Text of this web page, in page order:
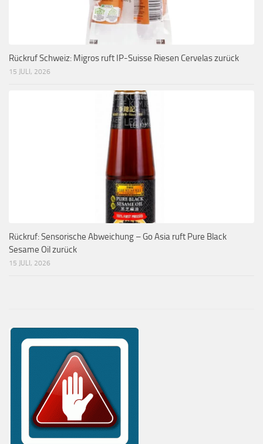
Rückruf Schweiz: Migros ruft IP-Suisse Riesen Cervelas zurück
15 JULI, 2026
Rückruf: Sensorische Abweichung – Go Asia ruft Pure Black
Sesame Oil zurück
15 JULI, 2026